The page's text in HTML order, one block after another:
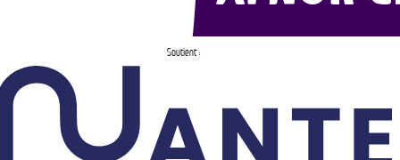
Soutient :